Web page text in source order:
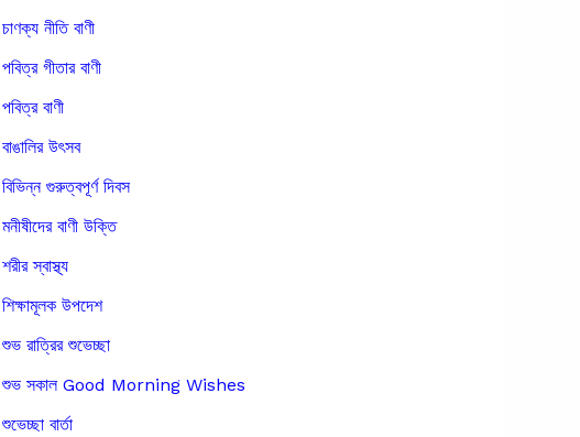
চাণক্য নীতি বাণী
পবিত্র গীতার বাণী
পবিত্র বাণী
বাঙালির উৎসব
বিভিন্ন গুরুত্বপূর্ণ দিবস
মনীষীদের বাণী উক্তি
শরীর স্বাস্থ্য
শিক্ষামূলক উপদেশ
শুভ রাত্রির শুভেচ্ছা
শুভ সকাল Good Morning Wishes
শুভেচ্ছা বার্তা